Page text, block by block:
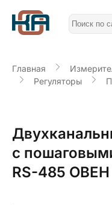
Главная
Регуляторы
с
RS-485